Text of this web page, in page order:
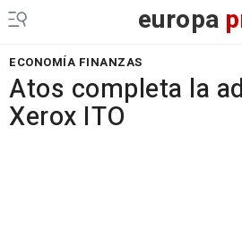
europa
ECONOMÍA FINANZAS
Atos completa la
Xerox ITO